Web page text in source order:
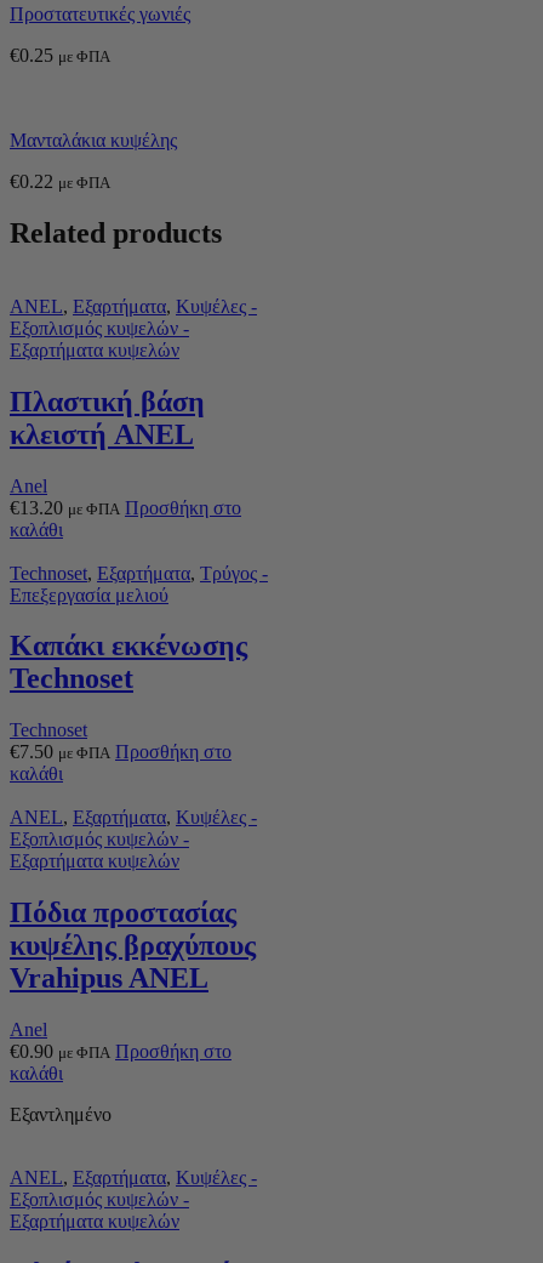
Προστατευτικές γωνιές
€0.25 με ΦΠΑ
Μανταλάκια κυψέλης
€0.22 με ΦΠΑ
Related products
ANEL, Εξαρτήματα, Κυψέλες -
Εξοπλισμός κυψελών -
Εξαρτήματα κυψελών
Πλαστική βάση
κλειστή ANEL
Anel
€13.20 με ΦΠΑ Προσθήκη στο
καλάθι
Technoset, Εξαρτήματα, Τρύγος -
Επεξεργασία μελιού
Καπάκι εκκένωσης
Technoset
Technoset
€7.50 με ΦΠΑ Προσθήκη στο
καλάθι
ANEL, Εξαρτήματα, Κυψέλες -
Εξοπλισμός κυψελών -
Εξαρτήματα κυψελών
Πόδια προστασίας
κυψέλης βραχύπους
Vrahipus ANEL
Anel
€0.90 με ΦΠΑ Προσθήκη στο
καλάθι
Εξαντλημένο
ANEL, Εξαρτήματα, Κυψέλες -
Εξοπλισμός κυψελών -
Εξαρτήματα κυψελών